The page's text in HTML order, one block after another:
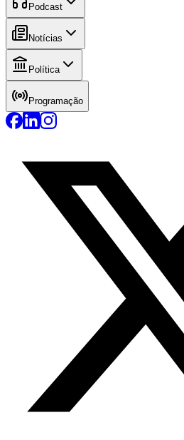
Podcast
Notícias
Política
Programação